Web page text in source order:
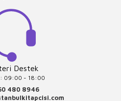
Destek
: 09:00 - 18:00
480 8946